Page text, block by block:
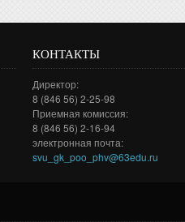
КОНТАКТЫ
Директор:
8 (846 56) 2-25-98
Приемная комиссия:
8 (846 56) 2-16-94
электронная почта:
svu_gk_poo_phv@63edu.ru